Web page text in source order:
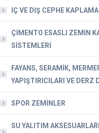
İÇ VE DIŞ CEPHE
ÇİMENTO ESASLI ZEMİN
SİSTEMLERİ
FAYANS, SERAMİK,
YAPIŞTIRICILARI VE DERZ
SPOR ZEMİNLER
SU YALITIM